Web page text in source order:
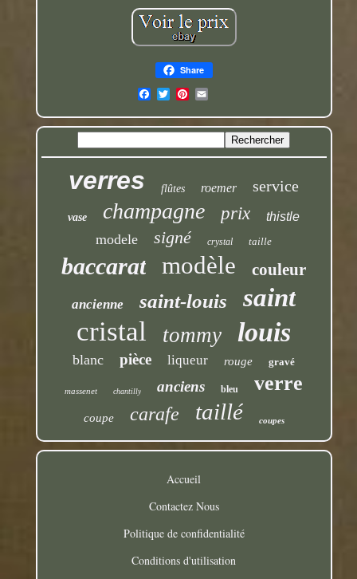
Share
verres flûtes roemer service
vase champagne prix thistle
modele signé crystal taille
baccarat modèle couleur
ancienne saint-louis saint
cristal tommy louis
blanc pièce liqueur rouge gravé
massenet chantilly anciens bleu verre
coupe carafe taillé coupes
Accueil
Contactez Nous
Politique de confidentialité
Conditions d'utilisation